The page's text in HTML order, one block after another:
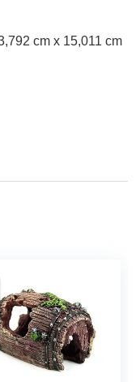
cm x 15,011 cm